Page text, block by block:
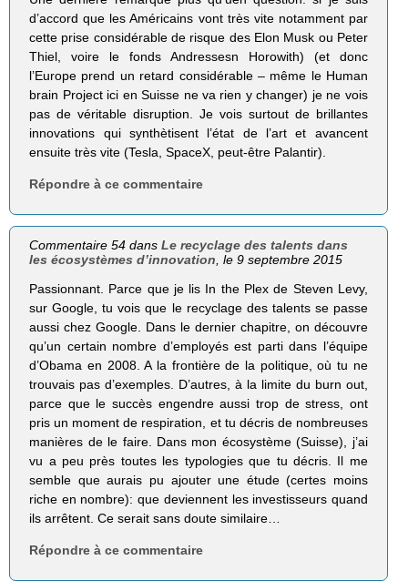
d’accord que les Américains vont très vite notamment par
cette prise considérable de risque des Elon Musk ou Peter
Thiel, voire le fonds Andressesn Horowith) (et donc
l’Europe prend un retard considérable – même le Human
brain Project ici en Suisse ne va rien y changer) je ne vois
pas de véritable disruption. Je vois surtout de brillantes
innovations qui synthètisent l’état de l’art et avancent
ensuite très vite (Tesla, SpaceX, peut-être Palantir).
Répondre à ce commentaire
Commentaire 54 dansLe recyclage des talents dans
les écosystèmes d’innovation, le 9 septembre 2015
Passionnant. Parce que je lis In the Plex de Steven Levy,
sur Google, tu vois que le recyclage des talents se passe
aussi chez Google. Dans le dernier chapitre, on découvre
qu’un certain nombre d’employés est parti dans l’équipe
d’Obama en 2008. A la frontière de la politique, où tu ne
trouvais pas d’exemples. D’autres, à la limite du burn out,
parce que le succès engendre aussi trop de stress, ont
pris un moment de respiration, et tu décris de nombreuses
manières de le faire. Dans mon écosystème (Suisse), j’ai
vu a peu près toutes les typologies que tu décris. Il me
semble que aurais pu ajouter une étude (certes moins
riche en nombre): que deviennent les investisseurs quand
ils arrêtent. Ce serait sans doute similaire…
Répondre à ce commentaire